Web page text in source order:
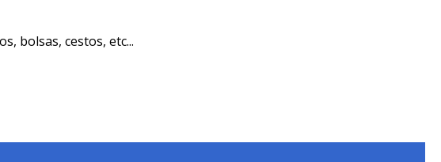
bolsas, cestos, etc...